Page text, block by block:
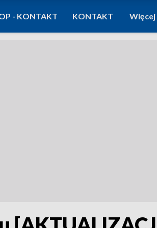
- KONTAKT KONTAKT Więcej